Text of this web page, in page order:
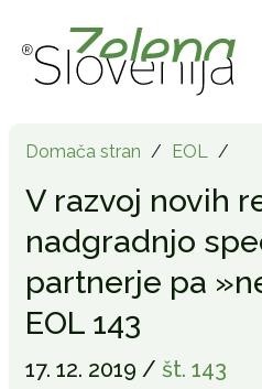
Domača stran / EOL /
V razvoj novih
nadgradnjo
partnerje pa
EOL 143
17. 12. 2019 / št. 143